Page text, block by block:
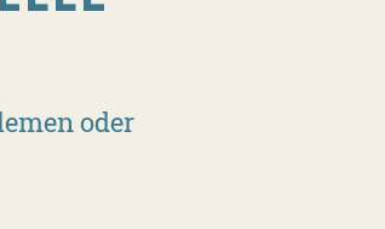
oder